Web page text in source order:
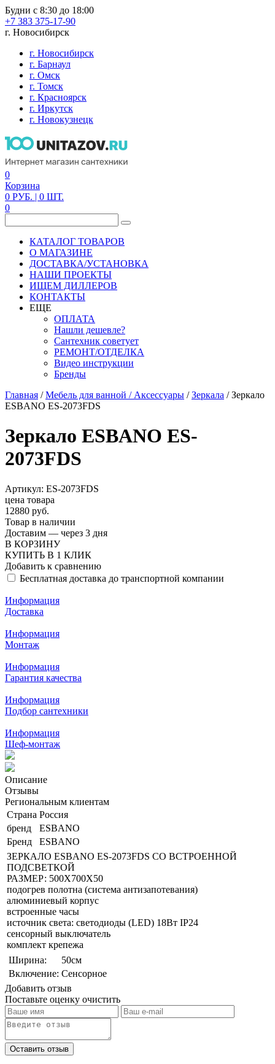
Будни с 8:30 до 18:00
+7 383 375-17-90
г. Новосибирск
г. Новосибирск
г. Барнаул
г. Омск
г. Томск
г. Красноярск
г. Иркутск
г. Новокузнецк
0
Корзина
0 РУБ. | 0 ШТ.
0
КАТАЛОГ ТОВАРОВ
О МАГАЗИНЕ
ДОСТАВКА/УСТАНОВКА
НАШИ ПРОЕКТЫ
ИЩЕМ ДИЛЛЕРОВ
КОНТАКТЫ
ЕЩЕ
ОПЛАТА
Нашли дешевле?
Сантехник советует
РЕМОНТ/ОТДЕЛКА
Видео инструкции
Бренды
Главная /Мебель для ванной / Аксессуары /Зеркала /Зеркало
ESBANO ES-2073FDS
Зеркало ESBANO ES-
2073FDS
Артикул: ES-2073FDS
цена товара
12880 руб.
Товар в наличии
Доставим — через 3 дня
В КОРЗИНУ
КУПИТЬ В 1 КЛИК
Добавить к сравнению
Бесплатная доставка до транспортной компании
Информация
Доставка
Информация
Монтаж
Информация
Гарантия качества
Информация
Подбор сантехники
Информация
Шеф-монтаж
Описание
Отзывы
Региональным клиентам
Страна Россия
бренд
ESBANO
Бренд
ESBANO
ЗЕРКАЛО ESBANO ES-2073FDS СО ВСТРОЕННОЙ
ПОДСВЕТКОЙ
РАЗМЕР: 500Х700Х50
подогрев полотна (система антизапотевания)
алюминиевый корпус
встроенные часы
источник света: светодиоды (LED) 18Вт IP24
сенсорный выключатель
комплект крепежа
Ширина:
50см
Включение: Сенсорное
Добавить отзыв
Поставьте оценку очистить